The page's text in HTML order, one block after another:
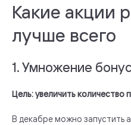
Какие акции
лучше всего
1. Умножение
Цель: увеличить количество
В декабре можно запустить